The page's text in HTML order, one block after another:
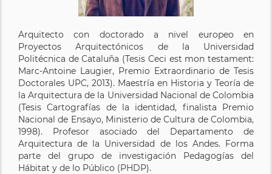
Arquitecto con doctorado a nivel europeo en
Proyectos Arquitectónicos de la Universidad
Politécnica de Cataluña (Tesis Ceci est mon testament:
Marc-Antoine Laugier, Premio Extraordinario de Tesis
Doctorales UPC, 2013). Maestría en Historia y Teoría de
la Arquitectura de la Universidad Nacional de Colombia
(Tesis Cartografías de la identidad, finalista Premio
Nacional de Ensayo, Ministerio de Cultura de Colombia,
1998). Profesor asociado del Departamento de
Arquitectura de la Universidad de los Andes. Forma
parte del grupo de investigación Pedagogías del
Hábitat y de lo Público (PHDP).